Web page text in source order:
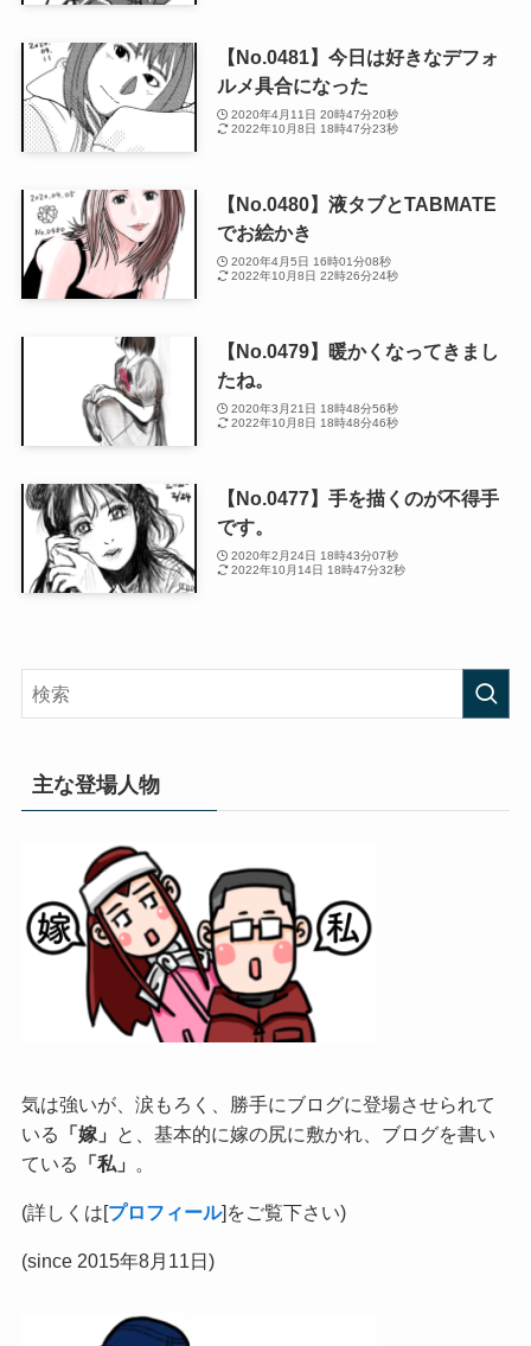
【No.0481】今日は好きなデフォ
ルメ具合になった
2020年4月11日 20時47分20秒
2022年10月8日 18時47分23秒
【No.0480】液タブとTABMATE
でお絵かき
2020年4月5日 16時01分08秒
2022年10月8日 22時26分24秒
【No.0479】暖かくなってきまし
たね。
2020年3月21日 18時48分56秒
2022年10月8日 18時48分46秒
【No.0477】手を描くのが不得手
です。
2020年2月24日 18時43分07秒
2022年10月14日 18時47分32秒
主な登場人物
気は強いが、涙もろく、勝手にブログに登場させられて
いる
「嫁」
と、基本的に嫁の尻に敷かれ、ブログを書い
ている
「私」
(詳しくは[プロフィール]をご覧下さい)
(since 2015年8月11日)